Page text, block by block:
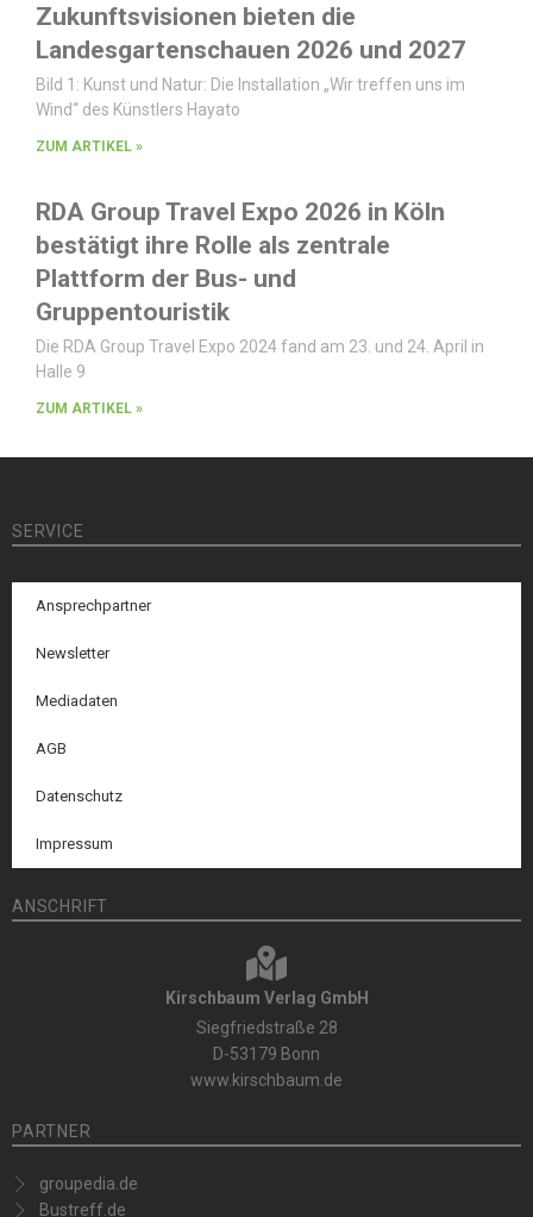
Zukunftsvisionen bieten die
Landesgartenschauen 2026 und 2027
Bild 1: Kunst und Natur: Die Installation „Wir treffen uns im
Wind“ des Künstlers Hayato
ZUM ARTIKEL »
RDA Group Travel Expo 2026 in Köln
bestätigt ihre Rolle als zentrale
Plattform der Bus- und
Gruppentouristik
Die RDA Group Travel Expo 2024 fand am 23. und 24. April in
Halle 9
ZUM ARTIKEL »
SERVICE
Ansprechpartner
Newsletter
Mediadaten
AGB
Datenschutz
Impressum
ANSCHRIFT
Kirschbaum Verlag GmbH
Siegfriedstraße 28
D-53179 Bonn
www.kirschbaum.de
PARTNER
groupedia.de
Bustreff.de